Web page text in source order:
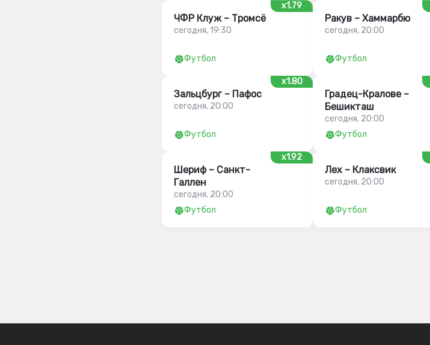
x1.79
ЧФР Клуж – Тромсё
сегодня, 19:30
Футбол
Ракув – Хаммарбю
сегодня, 20:00
Футбол
x1.80
Зальцбург – Пафос
сегодня, 20:00
Футбол
Градец-Кралове –
Бешикташ
сегодня, 20:00
Футбол
x1.92
Шериф – Санкт-
Галлен
сегодня, 20:00
Футбол
Лех – Клаксвик
сегодня, 20:00
Футбол